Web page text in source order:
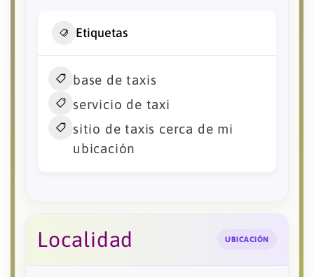
Etiquetas
base de taxis
servicio de taxi
sitio de taxis cerca de mi
ubicación
Localidad UBICACIÓN